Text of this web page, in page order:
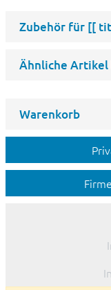
Zubehör für [[
Ähnliche
Warenkorb